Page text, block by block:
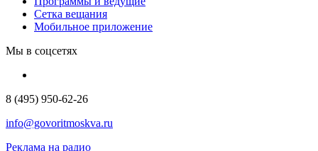
Сетка вещания
Мобильное приложение
Мы в соцсетях
8 (495) 950-62-26
info@govoritmoskva.ru
Реклама на радио